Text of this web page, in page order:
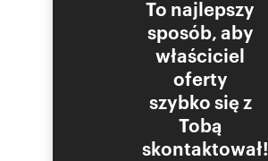
DODATKOWE INFORMACJE:
Typ własności: własność
Materiał budowlany: cegła
Standard: bardzo dobry
Rodzaj okien: PCV
To najlepszy
sposób, aby
właściciel
oferty
szybko się z
Tobą
skontaktował!